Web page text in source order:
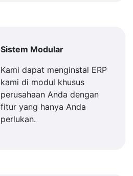
Sistem Modular
Kami dapat menginstal ERP
kami di modul khusus
perusahaan Anda dengan
fitur yang hanya Anda
perlukan.